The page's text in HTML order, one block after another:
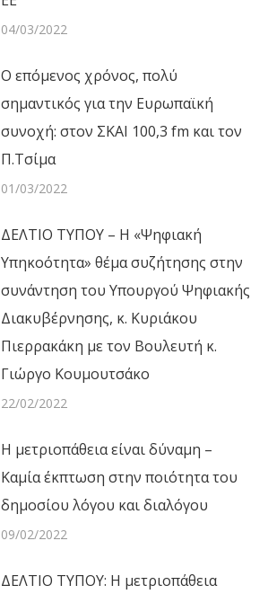
04/03/2022
Ο επόμενος χρόνος, πολύ
σημαντικός για την Ευρωπαϊκή
συνοχή: στον ΣΚΑΙ 100,3 fm και τον
Π.Τσίμα
01/03/2022
ΔΕΛΤΙΟ ΤΥΠΟΥ – Η «Ψηφιακή
Υπηκοότητα» θέμα συζήτησης στην
συνάντηση του Υπουργού Ψηφιακής
Διακυβέρνησης, κ. Κυριάκου
Πιερρακάκη με τον Βουλευτή κ.
Γιώργο Κουμουτσάκο
22/02/2022
Η μετριοπάθεια είναι δύναμη –
Καμία έκπτωση στην ποιότητα του
δημοσίου λόγου και διαλόγου
09/02/2022
ΔΕΛΤΙΟ ΤΥΠΟΥ: Η μετριοπάθεια